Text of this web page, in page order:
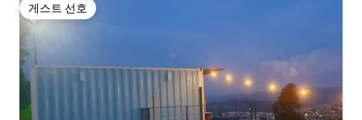
게스트 선호
게스트 선호